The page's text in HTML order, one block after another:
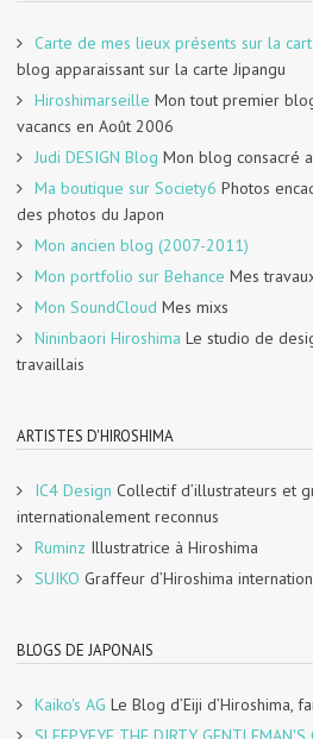
Carte de mes lieux présents sur la
blog apparaissant sur la carte Jipangu
Hiroshimarseille Mon tout premier
vacancs en Août 2006
Judi DESIGN Blog Mon blog consacré
Ma boutique sur Society6 Photos
des photos du Japon
Mon ancien blog (2007-2011)
Mon portfolio sur Behance Mes
Mon SoundCloud Mes mixs
Nininbaori Hiroshima Le studio de
travaillais
ARTISTES D'HIROSHIMA
IC4 Design Collectif d’illustrateurs et
internationalement reconnus
Ruminz Illustratrice à Hiroshima
SUIKO Graffeur d’Hiroshima
BLOGS DE JAPONAIS
Kaiko's AG Le Blog d’Eiji d’Hiroshima,